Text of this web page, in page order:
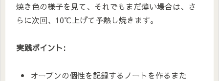
焼き色の様子を見て、それでもまだ薄い場合は、さ
らに次回、10℃上げて予熱し焼きます。
実践ポイント:
オーブンの個性を記録するノートを作るまた